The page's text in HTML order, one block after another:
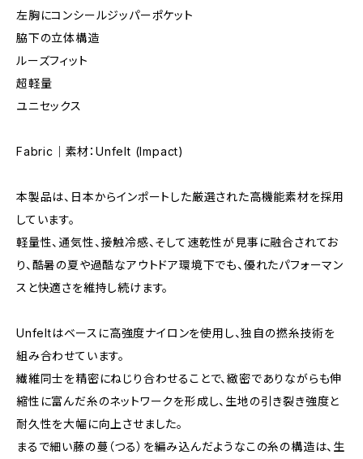
左胸にコンシールジッパーポケット
脇下の立体構造
ルーズフィット
超軽量
ユニセックス
Fabric｜素材：Unfelt (Impact)
本製品は、日本からインポートした厳選された高機能素材を採用
しています。
軽量性、通気性、接触冷感、そして速乾性が見事に融合されてお
り、酷暑の夏や過酷なアウトドア環境下でも、優れたパフォーマン
スと快適さを維持し続けます。
Unfeltはベースに高強度ナイロンを使用し、独自の撚糸技術を
組み合わせています。
繊維同士を精密にねじり合わせることで、緻密でありながらも伸
縮性に富んだ糸のネットワークを形成し、生地の引き裂き強度と
耐久性を大幅に向上させました。
まるで細い藤の蔓（つる）を編み込んだようなこの糸の構造は、生